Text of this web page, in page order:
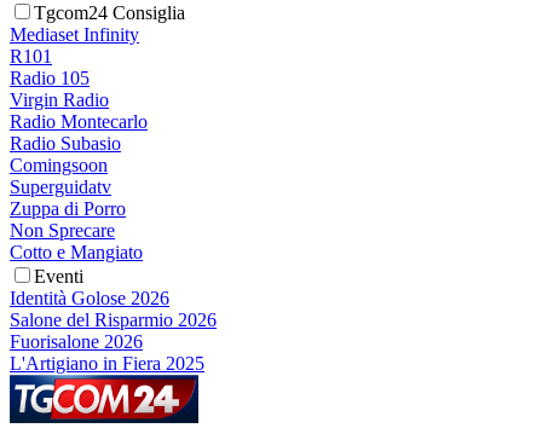
Tgcom24 Consiglia
Mediaset Infinity
R101
Radio 105
Virgin Radio
Radio Montecarlo
Radio Subasio
Comingsoon
Superguidatv
Zuppa di Porro
Non Sprecare
Cotto e Mangiato
Eventi
Identità Golose 2026
Salone del Risparmio 2026
Fuorisalone 2026
L'Artigiano in Fiera 2025